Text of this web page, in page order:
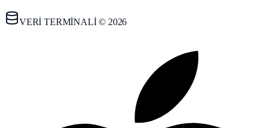
VERİ TERMİNALİ © 2026